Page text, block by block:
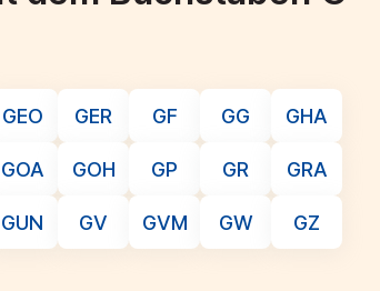
GEO GER GF GG GHA
GOA GOH GP GR GRA
GUN GV GVM GW GZ